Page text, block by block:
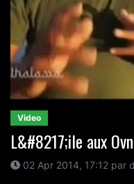
Video
L&#8217;ile aux
02 Apr 2014, 17:12 par